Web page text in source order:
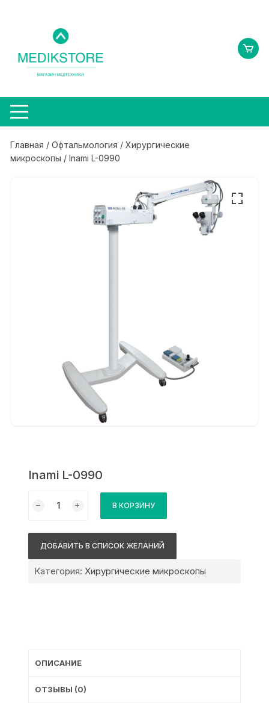
содержимому
Главная /Офтальмология /Хирургические
микроскопы / Inami L-0990
Inami L-0990
товара
В КОРЗИНУ
ДОБАВИТЬ В СПИСОК ЖЕЛАНИЙ
Категория: Хирургические микроскопы
ОПИСАНИЕ
ОТЗЫВЫ (0)